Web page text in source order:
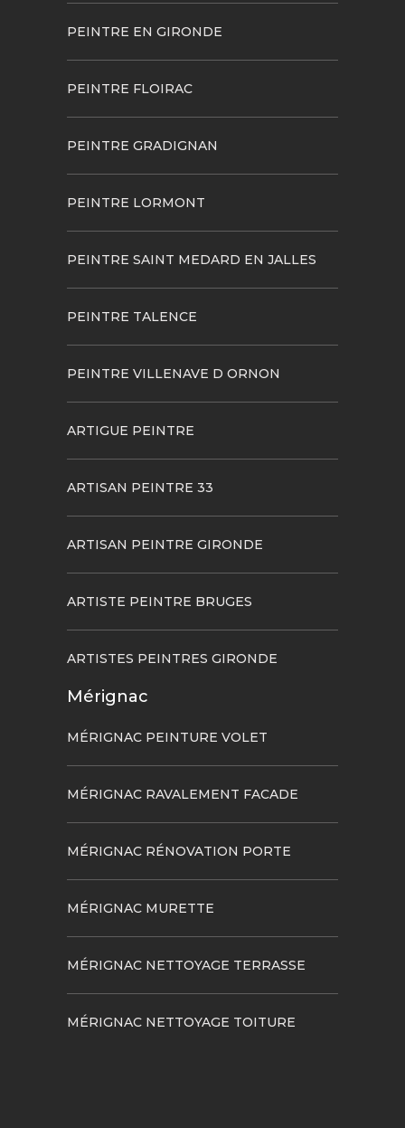
PEINTRE EN GIRONDE
PEINTRE FLOIRAC
PEINTRE GRADIGNAN
PEINTRE LORMONT
PEINTRE SAINT MEDARD EN JALLES
PEINTRE TALENCE
PEINTRE VILLENAVE D ORNON
ARTIGUE PEINTRE
ARTISAN PEINTRE 33
ARTISAN PEINTRE GIRONDE
ARTISTE PEINTRE BRUGES
ARTISTES PEINTRES GIRONDE
Mérignac
MÉRIGNAC PEINTURE VOLET
MÉRIGNAC RAVALEMENT FACADE
MÉRIGNAC RÉNOVATION PORTE
MÉRIGNAC MURETTE
MÉRIGNAC NETTOYAGE TERRASSE
MÉRIGNAC NETTOYAGE TOITURE